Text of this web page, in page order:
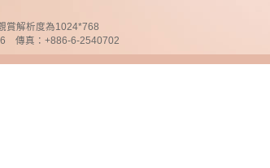
賞解析度為1024*768
傳真：+886-6-2540702